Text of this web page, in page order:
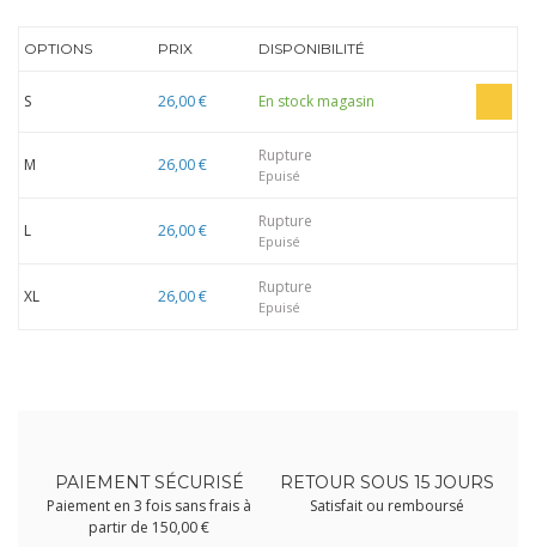
OPTIONS PRIX DISPONIBILITÉ
S 26,00 € En stock magasin
M 26,00 € Rupture
Epuisé
L 26,00 € Rupture
Epuisé
XL 26,00 € Rupture
Epuisé
PAIEMENT SÉCURISÉ
Paiement en 3 fois sans frais à
partir de 150,00 €
RETOUR SOUS 15 JOURS
Satisfait ou remboursé